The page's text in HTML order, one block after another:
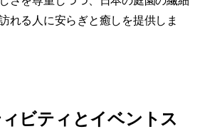
れる人に安らぎと癒しを提供しま
ビティとイベントス